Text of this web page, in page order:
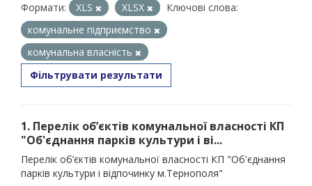
Формати:
XLS XLSX
Ключові слова:
комунальне підприємство
комунальна власність
Фільтрувати результати
1. Перелік об’єктів комунальної власності КП
"Об'єднання парків культури і ві...
Перелік об’єктів комунальної власності КП "Об'єднання
парків культури і відпочинку м.Тернополя"